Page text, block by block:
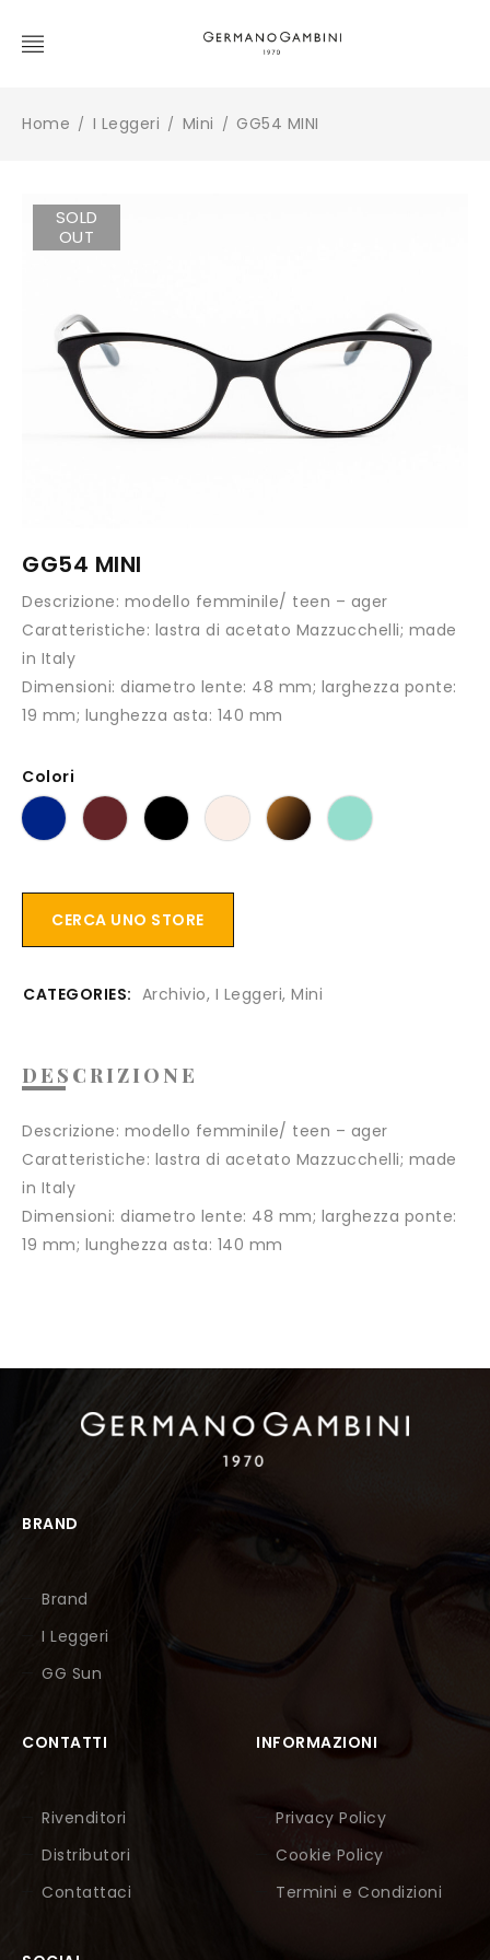
Home / I Leggeri / Mini / GG54 MINI
SOLD
OUT
GG54 MINI
Descrizione: modello femminile/ teen – ager
Caratteristiche: lastra di acetato Mazzucchelli; made
in Italy
Dimensioni: diametro lente: 48 mm; larghezza ponte:
19 mm; lunghezza asta: 140 mm
Colori
CERCA UNO STORE
CATEGORIES: Archivio, I Leggeri, Mini
DESCRIZIONE
Descrizione: modello femminile/ teen – ager
Caratteristiche: lastra di acetato Mazzucchelli; made
in Italy
Dimensioni: diametro lente: 48 mm; larghezza ponte:
19 mm; lunghezza asta: 140 mm
BRAND
Brand
I Leggeri
GG Sun
CONTATTI
Rivenditori
Distributori
Contattaci
INFORMAZIONI
Privacy Policy
Cookie Policy
Termini e Condizioni